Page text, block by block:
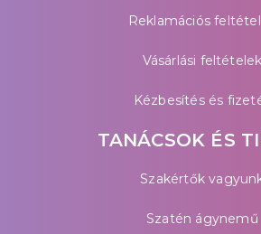
Reklamációs
Vásárlási feltételek
Kézbesítés és
TANÁCSOK ÉS
Szakértők
Szatén ágynemű